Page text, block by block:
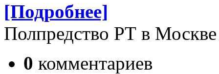
[Подробнее]
Полпредство РТ в Москве
0 комментариев